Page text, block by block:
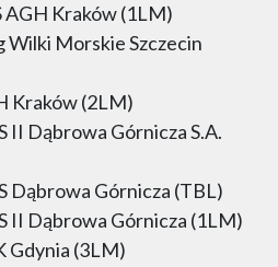
AGH Kraków (1LM)
Wilki Morskie Szczecin
Kraków (2LM)
II Dąbrowa Górnicza S.A.
Dąbrowa Górnicza (TBL)
II Dąbrowa Górnicza (1LM)
Gdynia (3LM)